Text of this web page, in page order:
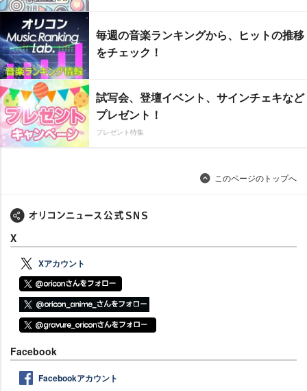
毎週の音楽ランキングから、ヒットの推移
をチェック！
試写会、登壇イベント、サインチェキなど
プレゼント！
プレゼント特集
このページのトップへ
X
Xアカウント
Facebook
Facebookアカウント